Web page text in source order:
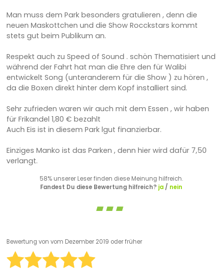
Man muss dem Park besonders gratulieren , denn die
neuen Maskottchen und die Show Rocckstars kommt
stets gut beim Publikum an.
Respekt auch zu Speed of Sound . schön Thematisiert und
während der Fahrt hat man die Ehre den für Walibi
entwickelt Song (unteranderem für die Show ) zu hören ,
da die Boxen direkt hinter dem Kopf installiert sind.
Sehr zufrieden waren wir auch mit dem Essen , wir haben
für Frikandel 1,80 € bezahlt
Auch Eis ist in diesem Park lgut finanzierbar.
Einziges Manko ist das Parken , denn hier wird dafür 7,50
verlangt.
58% unserer Leser finden diese Meinung hilfreich.
Fandest Du diese Bewertung hilfreich? ja/ nein
Bewertung von vom Dezember 2019 oder früher